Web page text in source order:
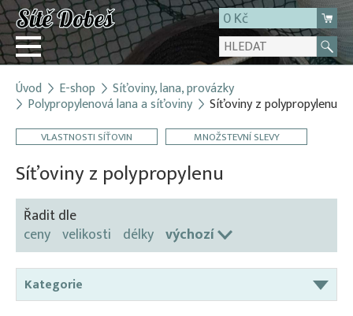
0 Kč
Přihlásit
Registrace
E-shop
O firmě
Kontakt
Úvod E-shop Síťoviny, lana, provázky
Polypropylenová lana a síťoviny Síťoviny z polypropylenu
VLASTNOSTI SÍŤOVIN MNOŽSTEVNÍ SLEVY
Síťoviny z polypropylenu
Řadit dle
ceny velikosti délky výchozí
Kategorie